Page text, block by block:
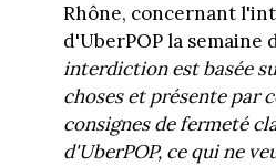
Rhône, concernant
d'UberPOP la semaine
interdiction est basée
choses et présente par
consignes de fermeté
d'UberPOP, ce qui ne